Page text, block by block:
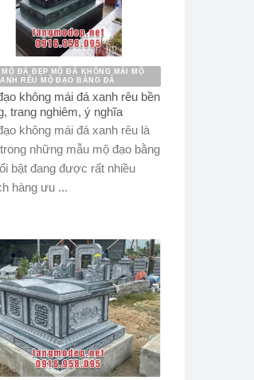
MỘ ĐÁ ĐẸP MỘ ĐÁ KHÔNG MÁI MỘ
RÊU MỘ ĐẠO BẰNG ĐÁ
không mái đá xanh rêu bền
trang nghiêm, ý nghĩa
không mái đá xanh rêu là
những mẫu mộ đạo bằng
bật đang được rất nhiều
hàng ưu ...